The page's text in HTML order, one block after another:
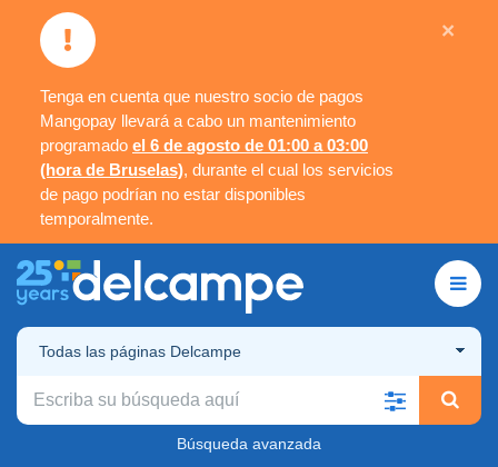
Tenga en cuenta que nuestro socio de pagos
Mangopay llevará a cabo un mantenimiento
programado el 6 de agosto de 01:00 a 03:00
(hora de Bruselas), durante el cual los servicios
de pago podrían no estar disponibles
temporalmente.
×
Todas las páginas Delcampe
Búsqueda avanzada